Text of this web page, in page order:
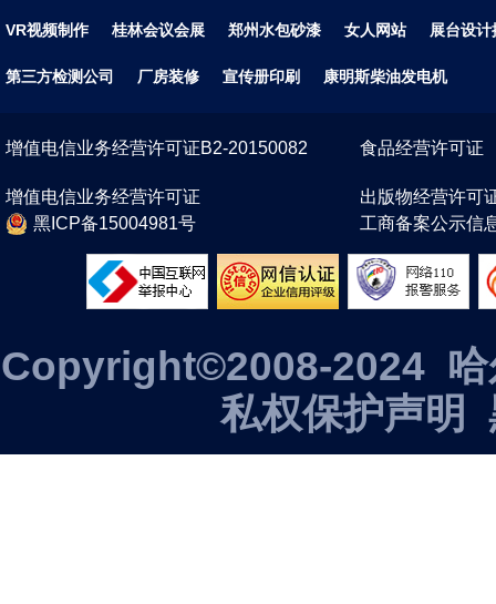
VR视频制作 桂林会议会展 郑州水包砂漆 女人网站 展台设计
第三方检测公司 厂房装修 宣传册印刷 康明斯柴油发电机
增值电信业务经营许可证B2-20150082 食品经营许可证
增值电信业务经营许可证
出版物经营许可
黑ICP备15004981号
工商备案公示信
Copyright©2008-2024 哈
私权保护声明